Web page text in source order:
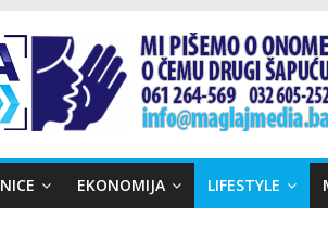
EKONOMIJA LIFESTYLE